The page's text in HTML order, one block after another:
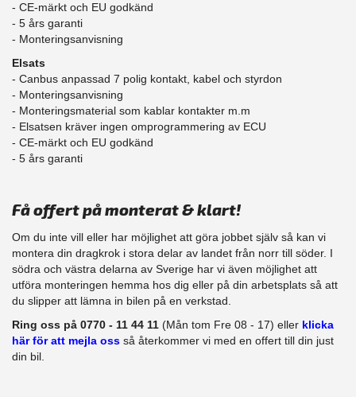
- CE-märkt och EU godkänd
​- 5 års garanti
- Monteringsanvisning
Elsats
- Canbus anpassad 7 polig kontakt, kabel och styrdon
- Monteringsanvisning
- Monteringsmaterial som kablar kontakter m.m
- Elsatsen kräver ingen omprogrammering av ECU
- CE-märkt och EU godkänd
​- 5 års garanti
Få offert på monterat & klart!
Om du inte vill eller har möjlighet att göra jobbet själv så kan vi
montera din dragkrok i stora delar av landet från norr till söder. I
södra och västra delarna av Sverige har vi även möjlighet att​
utföra monteringen hemma hos dig eller på din arbetsplats så att
du slipper att lämna in bilen på en verkstad.
Ring oss på 0770 - 11 44 11 (Mån tom Fre 08 - 17) eller klicka
här för att mejla oss så återkommer vi med en offert till din just
din bil.